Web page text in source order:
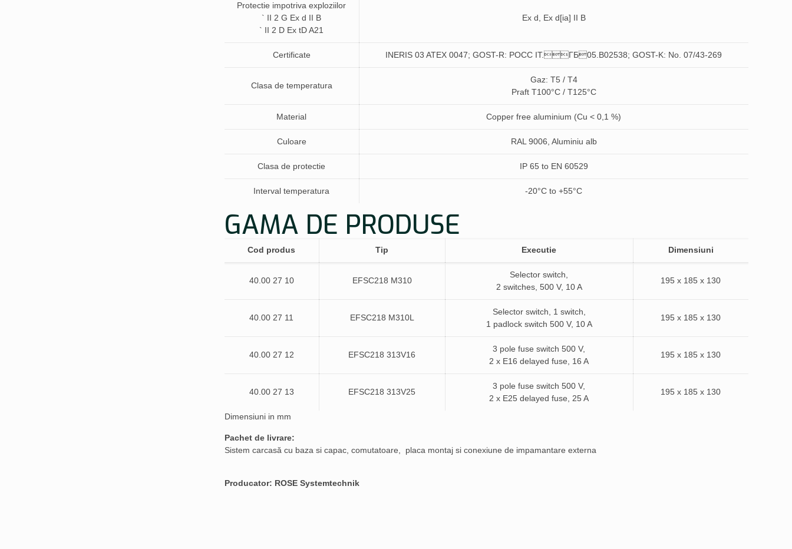
Protectie impotriva exploziilor
` II 2 G Ex d II B
` II 2 D Ex tD A21
Ex d, Ex d[ia] II B
Certificate INERIS 03 ATEX 0047; GOST-R: POCC IT.ГБ05.B02538; GOST-K: No. 07/43-269
Clasa de temperatura
Gaz: T5 / T4
Praft T100°C / T125°C
Material Copper free aluminium (Cu < 0,1 %)
Culoare RAL 9006, Aluminiu alb
Clasa de protectie IP 65 to EN 60529
Interval temperatura -20°C to +55°C
GAMA DE PRODUSE
Cod produs Tip Executie Dimensiuni
40.00 27 10 EFSC218 M310
Selector switch,
2 switches, 500 V, 10 A
195 x 185 x 130
40.00 27 11 EFSC218 M310L
Selector switch, 1 switch,
1 padlock switch 500 V, 10 A
195 x 185 x 130
40.00 27 12 EFSC218 313V16
3 pole fuse switch 500 V,
2 x E16 delayed fuse, 16 A
195 x 185 x 130
40.00 27 13 EFSC218 313V25
3 pole fuse switch 500 V,
2 x E25 delayed fuse, 25 A
195 x 185 x 130
Dimensiuni in mm
Pachet de livrare:
Sistem carcasă cu baza si capac, comutatoare, placa montaj si conexiune de impamantare externa
Producator: ROSE Systemtechnik